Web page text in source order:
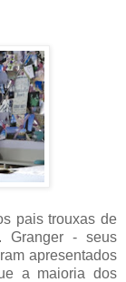
pais trouxas de
Granger - seus
apresentados
a maioria dos